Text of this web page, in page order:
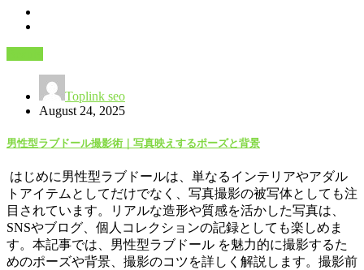
Toplink seo
August 24, 2025
男性型ラブドール撮影術｜写真映えするポーズと背景
はじめに男性型ラブドールは、単なるインテリアやアダル
トアイテムとしてだけでなく、写真撮影の被写体としても注
目されています。リアルな造形や質感を活かした写真は、
SNSやブログ、個人コレクションの記録としても楽しめま
す。本記事では、男性型ラブドール を魅力的に撮影するた
めのポーズや背景、撮影のコツを詳しく解説します。撮影前